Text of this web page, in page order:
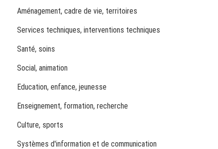
Aménagement, cadre de vie, territoires
Services techniques, interventions techniques
Santé, soins
Social, animation
Education, enfance, jeunesse
Enseignement, formation, recherche
Culture, sports
Systèmes d'information et de communication